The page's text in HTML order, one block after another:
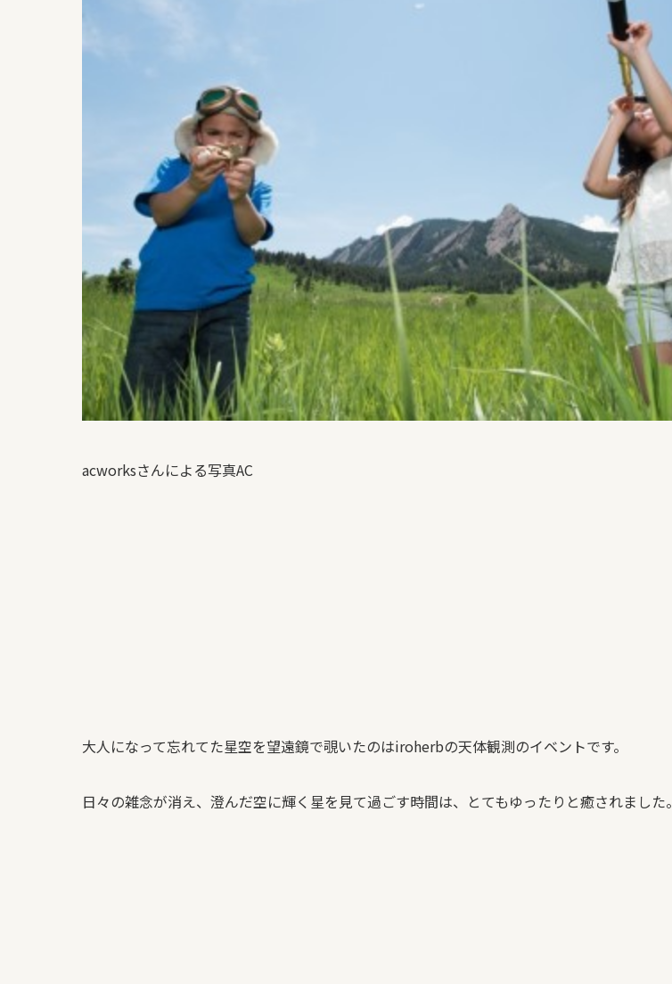
acworksさんによる写真AC
大人になって忘れてた星空を望遠鏡で覗いたのはiroherbの天体観測のイベントです。
日々の雑念が消え、澄んだ空に輝く星を見て過ごす時間は、とてもゆったりと癒されました。